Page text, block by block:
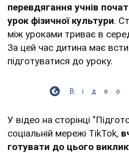
перевдягання учнів
урок фізичної культури.
між уроками триває в
За цей час дитина має
підготуватися до уроку.
У відео на сторінці
соціальній мережі TikTok,
готувати до цього